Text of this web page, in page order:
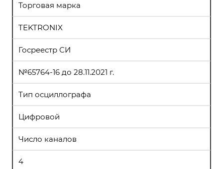
Торговая марка
TEKTRONIX
Госреестр СИ
№65764-16 до 28.11.2021 г.
Тип осциллографа
Цифровой
Число каналов
4